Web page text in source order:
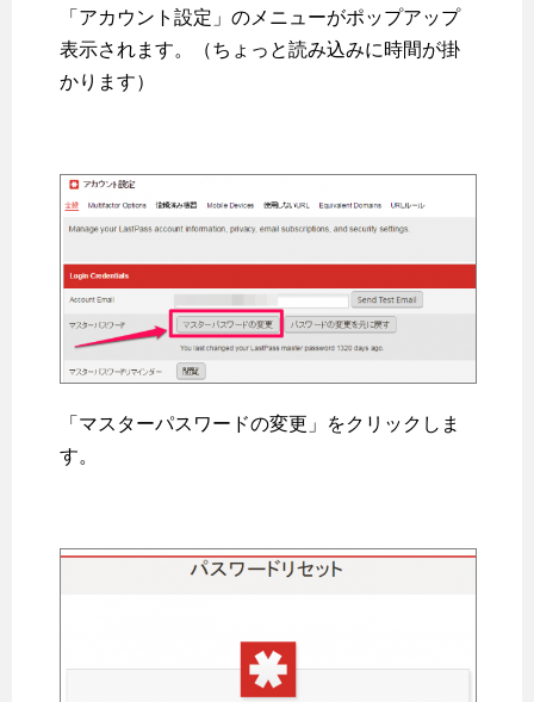
「アカウント設定」のメニューがポップアップ
表示されます。（ちょっと読み込みに時間が掛
かります）
「マスターパスワードの変更」をクリックしま
す。